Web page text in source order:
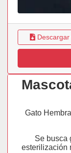
Descargar
Gato
Se busca
esterilización